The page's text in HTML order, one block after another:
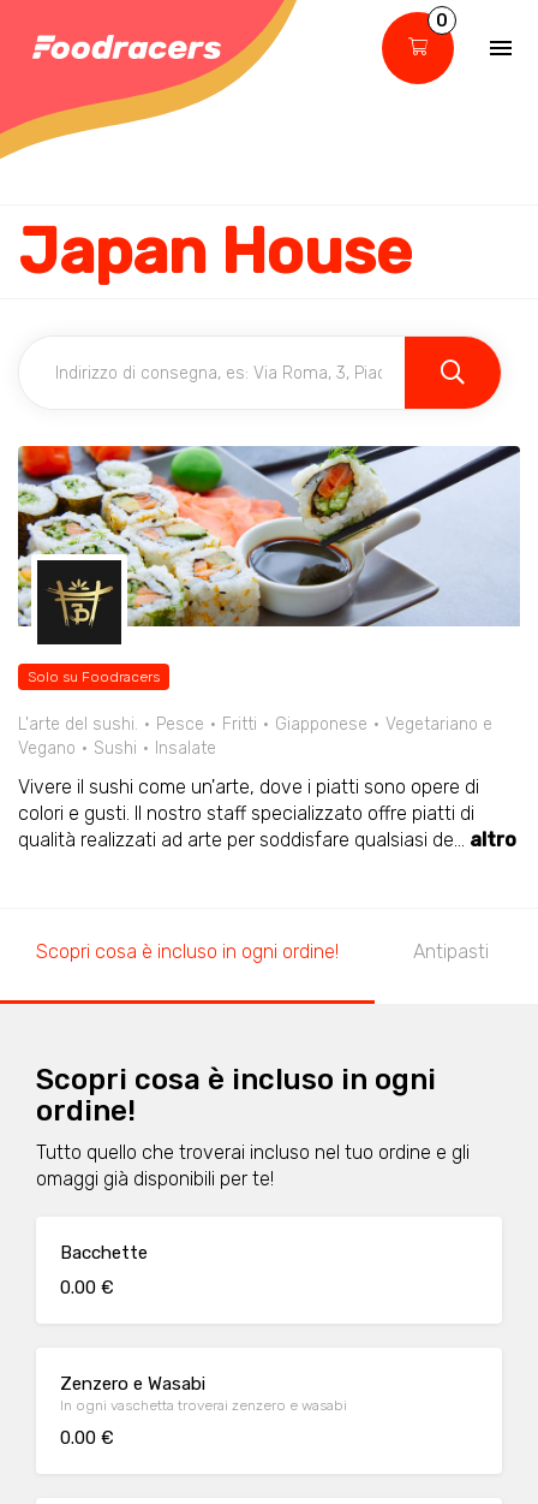
0
Japan House
Solo su Foodracers
L'arte del sushi. Pesce Fritti Giapponese
Vegetariano e
Vegano
Sushi Insalate
Vivere il sushi come un'arte, dove i piatti sono opere di
colori e gusti. Il nostro staff specializzato offre piatti di
qualità realizzati ad arte per soddisfare qualsiasi de... altro
Scopri cosa è incluso in ogni ordine! Antipasti
Scopri cosa è incluso in ogni
ordine!
Tutto quello che troverai incluso nel tuo ordine e gli
omaggi già disponibili per te!
Bacchette
0.00 €
Zenzero e Wasabi
In ogni vaschetta troverai zenzero e wasabi
0.00 €